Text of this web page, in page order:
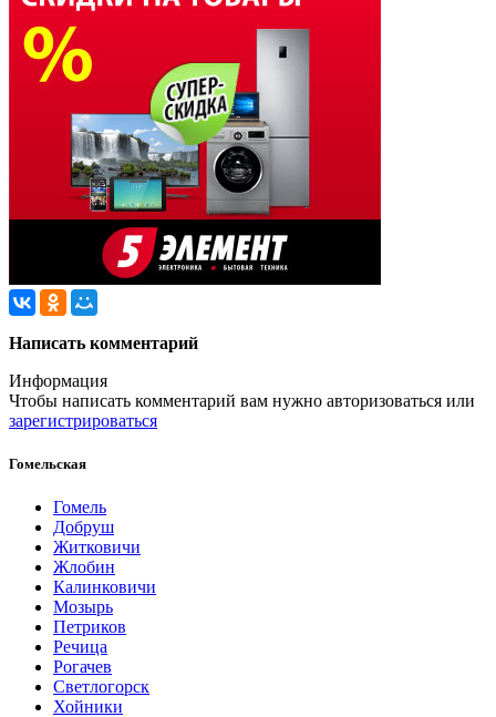
Написать комментарий
Информация
Чтобы написать комментарий вам нужно авторизоваться или
зарегистрироваться
Гомельская
Гомель
Добруш
Житковичи
Жлобин
Калинковичи
Мозырь
Петриков
Речица
Рогачев
Светлогорск
Хойники